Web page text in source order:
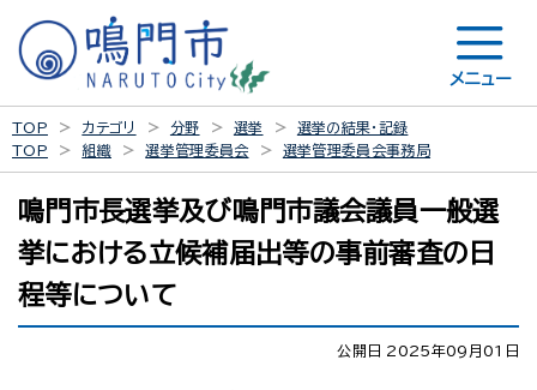
メニュー
TOP カテゴリ 分野 選挙
選挙の結果・記録
TOP
組織 選挙管理委員会 選挙管理委員会事務局
鳴門市長選挙及び鳴門市議会議員一般選
挙における立候補届出等の事前審査の日
程等について
公開日 2025年09月01日